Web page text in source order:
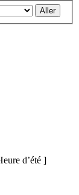
d’été ]